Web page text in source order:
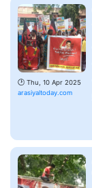
🕑 Thu, 10 Apr 2025
arasiyaltoday.com